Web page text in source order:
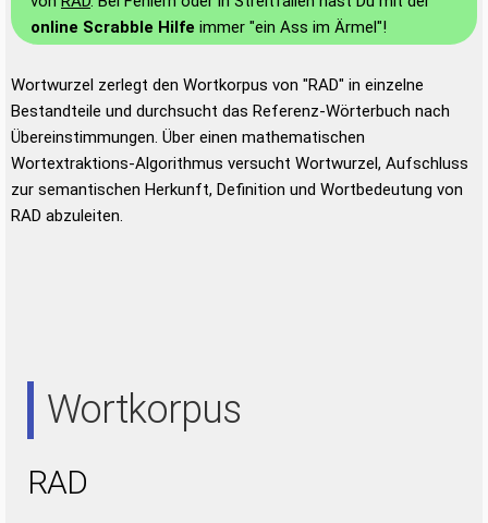
online Scrabble Hilfe immer "ein Ass im Ärmel"!
Wortwurzel zerlegt den Wortkorpus von "RAD" in einzelne
Bestandteile und durchsucht das Referenz-Wörterbuch nach
Übereinstimmungen. Über einen mathematischen
Wortextraktions-Algorithmus versucht Wortwurzel, Aufschluss
zur semantischen Herkunft, Definition und Wortbedeutung von
RAD abzuleiten.
Wortkorpus
RAD